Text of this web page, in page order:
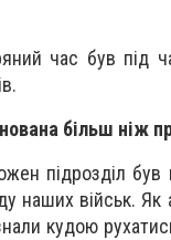
час був під
більш ніж
підрозділ
наших військ. Як
кудою